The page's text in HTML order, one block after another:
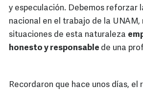
y especulación. Debemos reforzar
nacional en el trabajo de la UNAM,
situaciones de esta naturaleza
honesto y responsable de una
Recordaron que hace unos días, el